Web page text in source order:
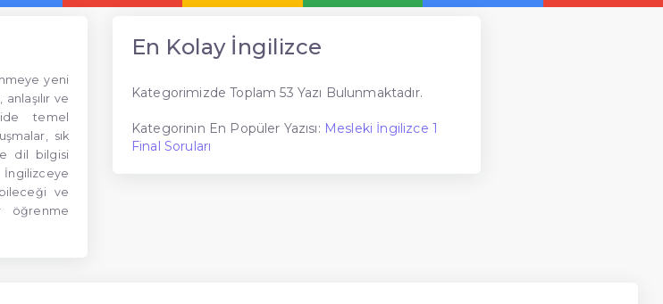
yeni
ve
temel
sık
dil bilgisi
İngilizceye
ve
öğrenme
En Kolay İngilizce
Kategorimizde Toplam 53 Yazı Bulunmaktadır.
Kategorinin En Popüler Yazısı: Mesleki İngilizce 1
Final Soruları